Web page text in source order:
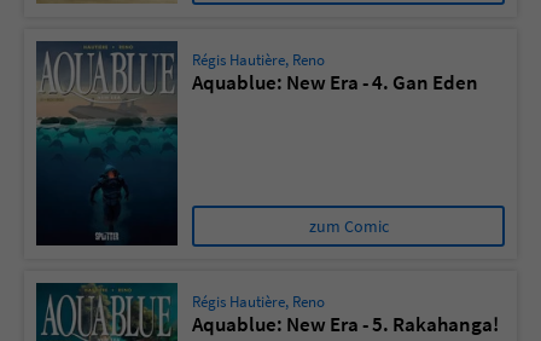
Régis Hautière, Reno
Aquablue: New Era - 4. Gan Eden
zum Comic
Régis Hautière, Reno
Aquablue: New Era - 5. Rakahanga!